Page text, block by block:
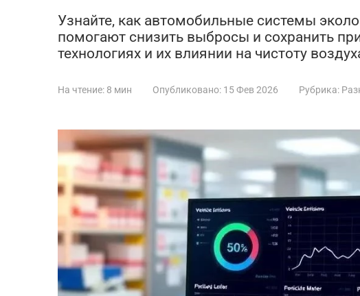
Узнайте, как автомобильные системы
помогают снизить выбросы и сохранить
технологиях и их влиянии на чистоту
На чтение: 8 мин Опубликовано: 15 Фев 2026 Рубрика: